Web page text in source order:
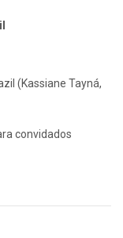
(Kassiane Tayná,
convidados